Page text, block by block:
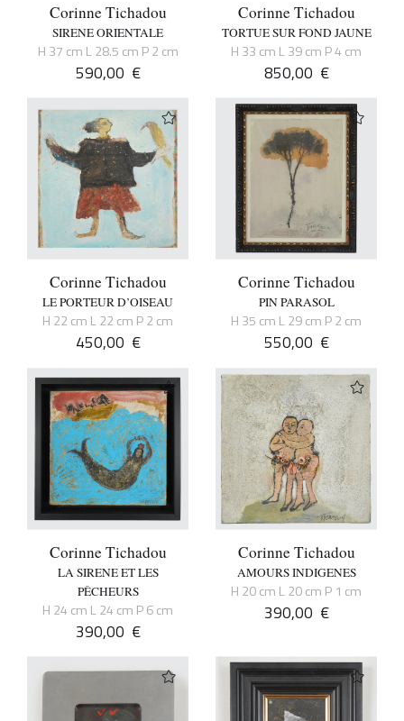
Corinne Tichadou
SIRENE ORIENTALE
H 37 cm L 28.5 cm P 2 cm
590,00 €
Corinne Tichadou
TORTUE SUR FOND JAUNE
H 33 cm L 39 cm P 4 cm
850,00 €
Corinne Tichadou
LE PORTEUR D’OISEAU
H 22 cm L 22 cm P 2 cm
450,00 €
Corinne Tichadou
PIN PARASOL
H 35 cm L 29 cm P 2 cm
550,00 €
Corinne Tichadou
LA SIRENE ET LES
PÊCHEURS
H 24 cm L 24 cm P 6 cm
390,00 €
Corinne Tichadou
AMOURS INDIGENES
H 20 cm L 20 cm P 1 cm
390,00 €